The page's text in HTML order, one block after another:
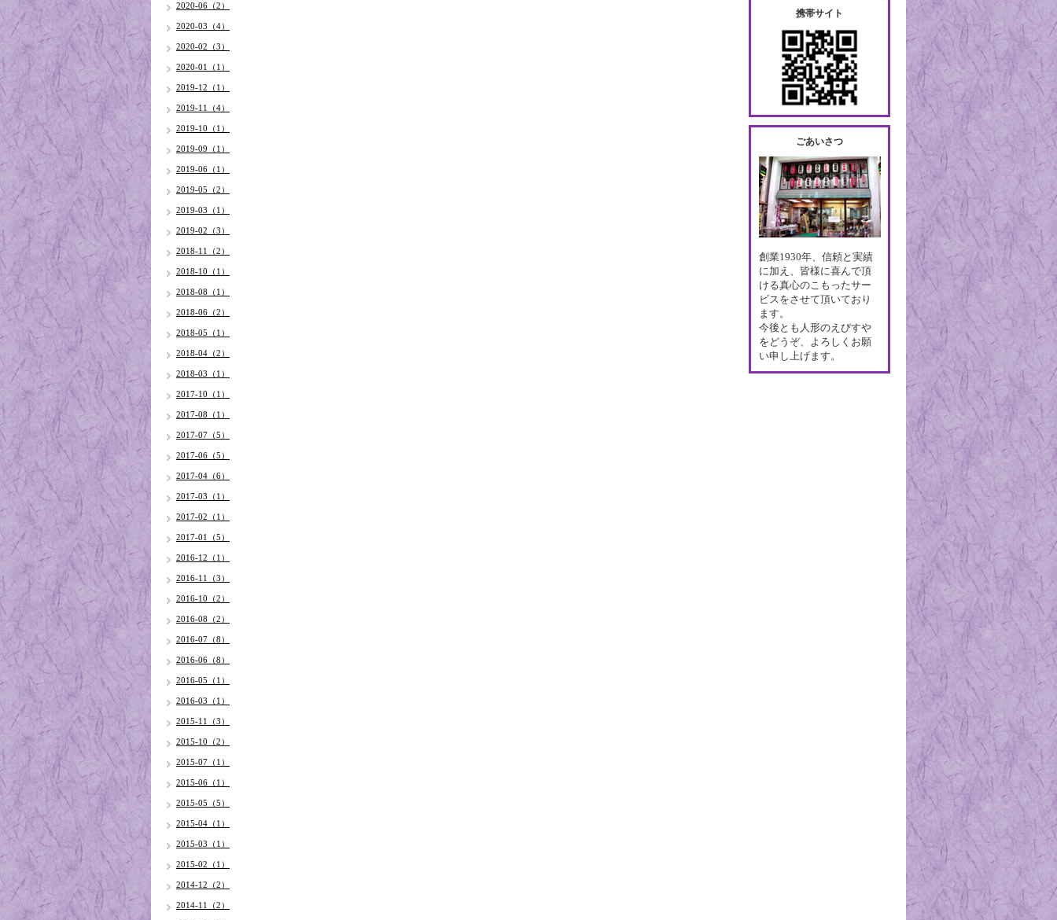
2020-06（2）
2020-03（4）
2020-02（3）
2020-01（1）
2019-12（1）
2019-11（4）
2019-10（1）
2019-09（1）
2019-06（1）
2019-05（2）
2019-03（1）
2019-02（3）
2018-11（2）
2018-10（1）
2018-08（1）
2018-06（2）
2018-05（1）
2018-04（2）
2018-03（1）
2017-10（1）
2017-08（1）
2017-07（5）
2017-06（5）
2017-04（6）
2017-03（1）
2017-02（1）
2017-01（5）
2016-12（1）
2016-11（3）
2016-10（2）
2016-08（2）
2016-07（8）
2016-06（8）
2016-05（1）
2016-03（1）
2015-11（3）
2015-10（2）
2015-07（1）
2015-06（1）
2015-05（5）
2015-04（1）
2015-03（1）
2015-02（1）
2014-12（2）
2014-11（2）
携帯サイト
ごあいさつ
創業1930年、信頼と実績
に加え、皆様に喜んで頂
ける真心のこもったサー
ビスをさせて頂いており
ます。
今後とも人形のえびすや
をどうぞ、よろしくお願
い申し上げます。